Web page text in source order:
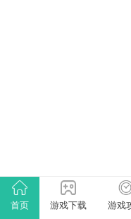
首页 游戏下载 游戏